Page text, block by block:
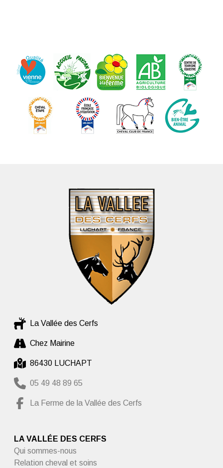
La Vallée des Cerfs
Chez Mairine
86430 LUCHAPT
05 49 48 89 65
La Ferme de la Vallée des Cerfs
LA VALLÉE DES CERFS
Qui sommes-nous
Relation cheval et soins